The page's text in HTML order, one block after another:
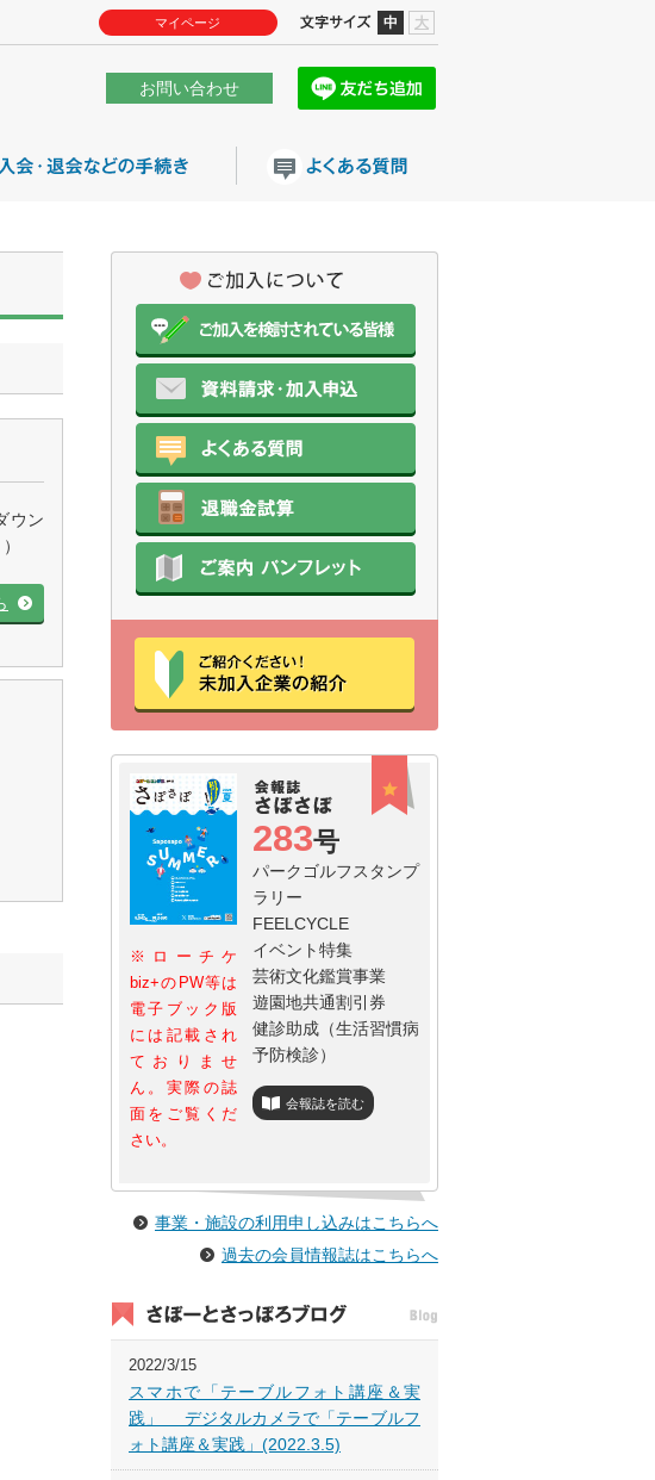
マイページ 中 大
お問い合わせ
ウン
※ローチケ
biz+のPW等は
電子ブック版
には記載され
ておりませ
ん。実際の誌
面をご覧くだ
さい。
283号
パークゴルフスタンプ
ラリー
FEELCYCLE
イベント特集
芸術文化鑑賞事業
遊園地共通割引券
健診助成（生活習慣病
予防検診）
会報誌を読む
事業・施設の利用申し込みはこちらへ
過去の会員情報誌はこちらへ
2022/3/15
スマホで「テーブルフォト講座＆実
践」 デジタルカメラで「テーブルフ
ォト講座＆実践」(2022.3.5)